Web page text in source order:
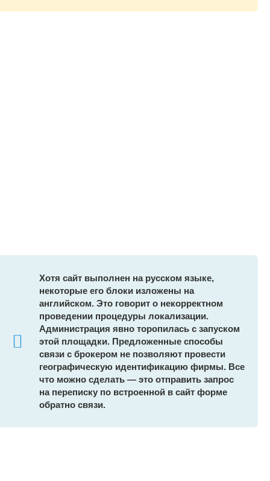
Хотя сайт выполнен на русском языке,
некоторые его блоки изложены на
английском. Это говорит о некорректном
проведении процедуры локализации.
Администрация явно торопилась с запуском
этой площадки. Предложенные способы
связи с брокером не позволяют провести
географическую идентификацию фирмы. Все
что можно сделать — это отправить запрос
на переписку по встроенной в сайт форме
обратно связи.